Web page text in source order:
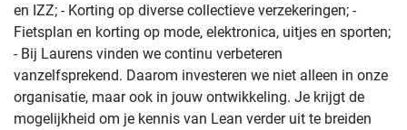
en IZZ; - Korting op diverse collectieve verzekeringen; -
Fietsplan en korting op mode, elektronica, uitjes en sporten;
- Bij Laurens vinden we continu verbeteren
vanzelfsprekend. Daarom investeren we niet alleen in onze
organisatie, maar ook in jouw ontwikkeling. Je krijgt de
mogelijkheid om je kennis van Lean verder uit te breiden